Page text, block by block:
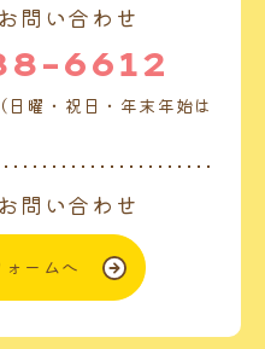
問い合わせ
6612
曜・祝日・年末年始は
問い合わせ
ームへ